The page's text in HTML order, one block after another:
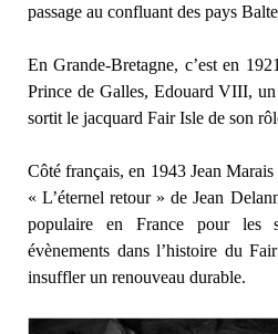
passage au confluant des pays
En Grande-Bretagne, c’est en
Prince de Galles, Edouard VIII,
sortit le jacquard Fair Isle de son
Côté français, en 1943 Jean
« L’éternel retour » de Jean
populaire en France pour les
évènements dans l’histoire du
insuffler un renouveau durable.